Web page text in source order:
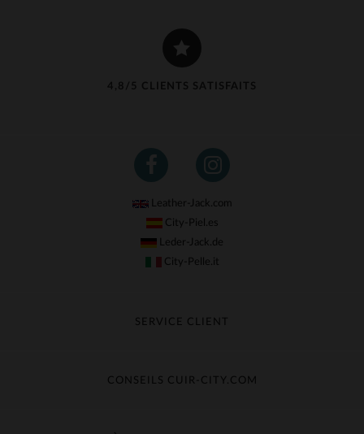
4,8/5 CLIENTS SATISFAITS
Leather-Jack.com
City-Piel.es
Leder-Jack.de
City-Pelle.it
SERVICE CLIENT
Échange & Remboursement
CONSEILS CUIR-CITY.COM